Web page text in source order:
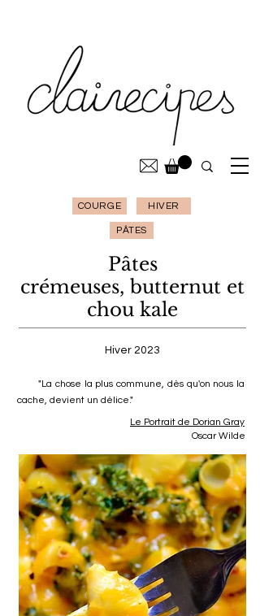
COURGE HIVER
PÂTES
Pâtes
crémeuses, butternut et
chou kale
Hiver 2023
"La chose la plus commune, dès qu'on nous la
cache, devient un délice."
Le Portrait de Dorian Gray
Oscar Wilde